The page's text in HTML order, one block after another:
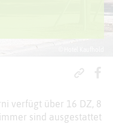
verfügt über 16 DZ, 8
sind ausgestattet